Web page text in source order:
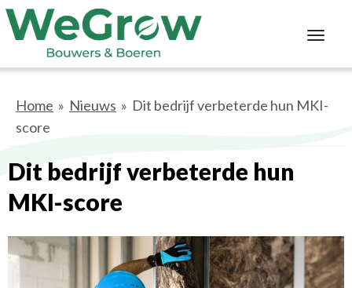
Home » Nieuws » Dit bedrijf verbeterde hun MKI-
score
Dit bedrijf verbeterde hun
MKI-score